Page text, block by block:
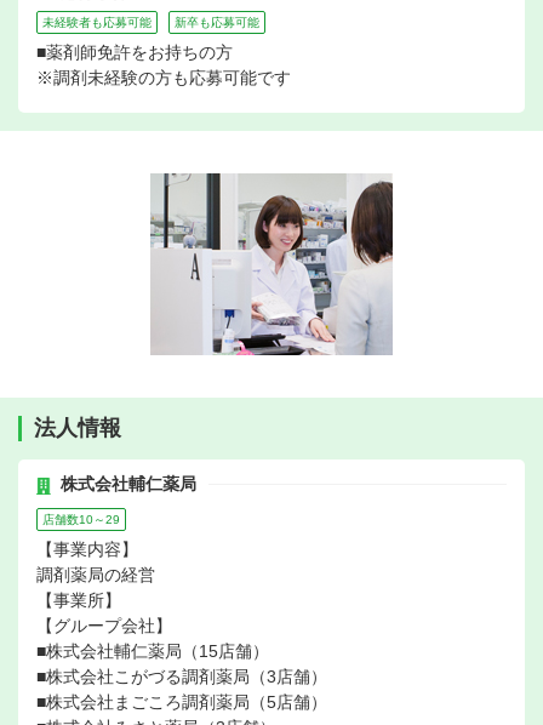
未経験者も応募可能 新卒も応募可能
■薬剤師免許をお持ちの方
※調剤未経験の方も応募可能です
法人情報
株式会社輔仁薬局
店舗数10～29
【事業内容】
調剤薬局の経営
【事業所】
【グループ会社】
■株式会社輔仁薬局（15店舗）
■株式会社こがづる調剤薬局（3店舗）
■株式会社まごころ調剤薬局（5店舗）